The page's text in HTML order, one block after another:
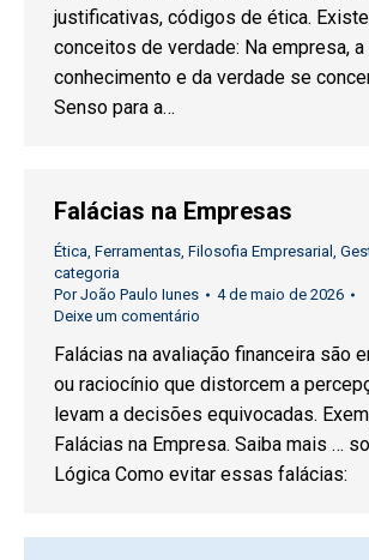
justificativas, códigos de ética.
conceitos de verdade: Na empresa,
conhecimento e da verdade se
Senso para a…
Falácias na Empresas
Ética, Ferramentas, Filosofia Empresarial ,
categoria
PorJoão Paulo Iunes
4 de maio de 2026
Deixe um comentário
Falácias na avaliação financeira são
ou raciocínio que distorcem a
levam a decisões equivocadas.
Falácias na Empresa. Saiba mais …
Lógica Como evitar essas falácias: